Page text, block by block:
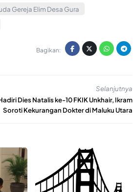
Gereja Elim Desa Gura
Bagikan:
Selanjutnya
Dies Natalis ke-10 FKIK Unkhair, Ikram
Soroti Kekurangan Dokter di Maluku Utara